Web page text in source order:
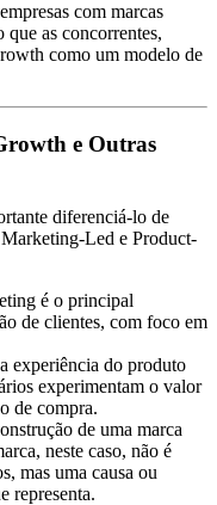
com marcas
que as concorrentes,
como um modelo de
e Outras
diferenciá-lo de
Led e Product-
é o principal
de clientes, com foco em
experiência do produto
experimentam o valor
de compra.
de uma marca
neste caso, não é
mas uma causa ou
representa.